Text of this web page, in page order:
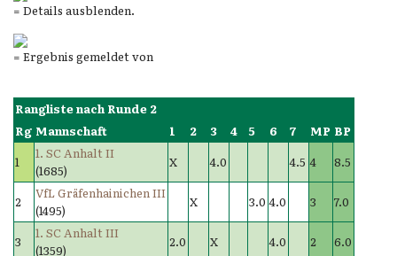
= Details ausblenden.
= Ergebnis gemeldet von
Rangliste nach Runde 2
Rg Mannschaft 1 2 3 4 5 6 7 MP BP
1
1. SC Anhalt II
(1685)
X 4.0 4.5 4 8.5
2
VfL Gräfenhainichen III
(1495)
X 3.0 4.0 3 7.0
3
1. SC Anhalt III
(1359)
2.0 X 4.0 2 6.0